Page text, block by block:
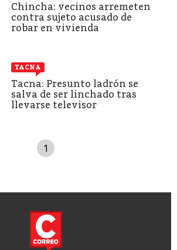
Chincha: vecinos arremeten
contra sujeto acusado de
robar en vivienda
TACNA
Tacna: Presunto ladrón se
salva de ser linchado tras
llevarse televisor
1